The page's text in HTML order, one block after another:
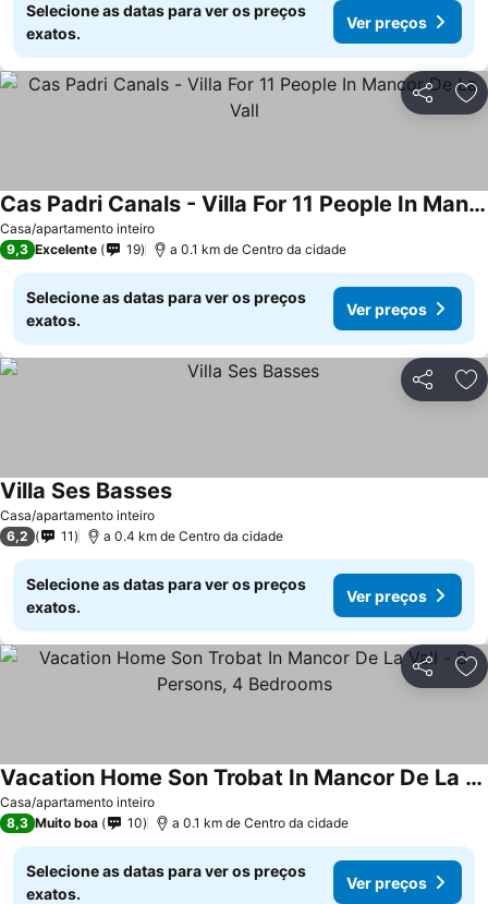
Selecione as datas para ver os preços
exatos.
Ver preços
Partilhar
Casa/apartamento inteiro
Cas Padri Canals - Villa For 11 People In Mancor De La Vall
9,3 Excelente 19 a 0.1 km de Centro da cidade
Selecione as datas para ver os preços
exatos.
Ver preços
Partilhar
Casa/apartamento inteiro
Villa Ses Basses
6,2 11 a 0.4 km de Centro da cidade
Selecione as datas para ver os preços
exatos.
Ver preços
Partilhar
Casa/apartamento inteiro
Vacation Home Son Trobat In Mancor De La Vall - 8 Persons, 4 Bedrooms
8,3 Muito boa 10 a 0.1 km de Centro da cidade
Selecione as datas para ver os preços
exatos.
Ver preços